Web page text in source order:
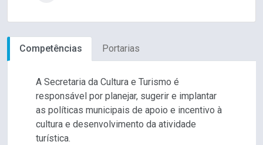
Competências Portarias
A Secretaria da Cultura e Turismo é
responsável por planejar, sugerir e implantar
as políticas municipais de apoio e incentivo à
cultura e desenvolvimento da atividade
turística.